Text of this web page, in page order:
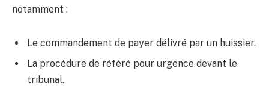
notamment :
Le commandement de payer délivré par un huissier.
La procédure de référé pour urgence devant le
tribunal.